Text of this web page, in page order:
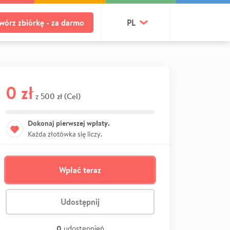
zbiórkę - za darmo PL
0 zł z 500 zł (Cel)
Dokonaj pierwszej wpłaty.
Każda złotówka się liczy.
Wpłać teraz
Udostępnij